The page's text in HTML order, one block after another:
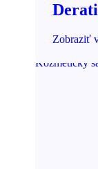
Zobraziť
Kozmetický